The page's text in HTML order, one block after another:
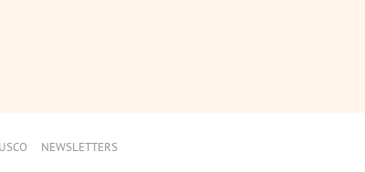
NEWSLETTERS